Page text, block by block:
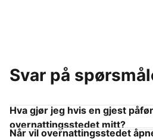
Svar på
Hva gjør jeg hvis en gjest
overnattingsstedet mitt?
Når vil overnattingsstedet